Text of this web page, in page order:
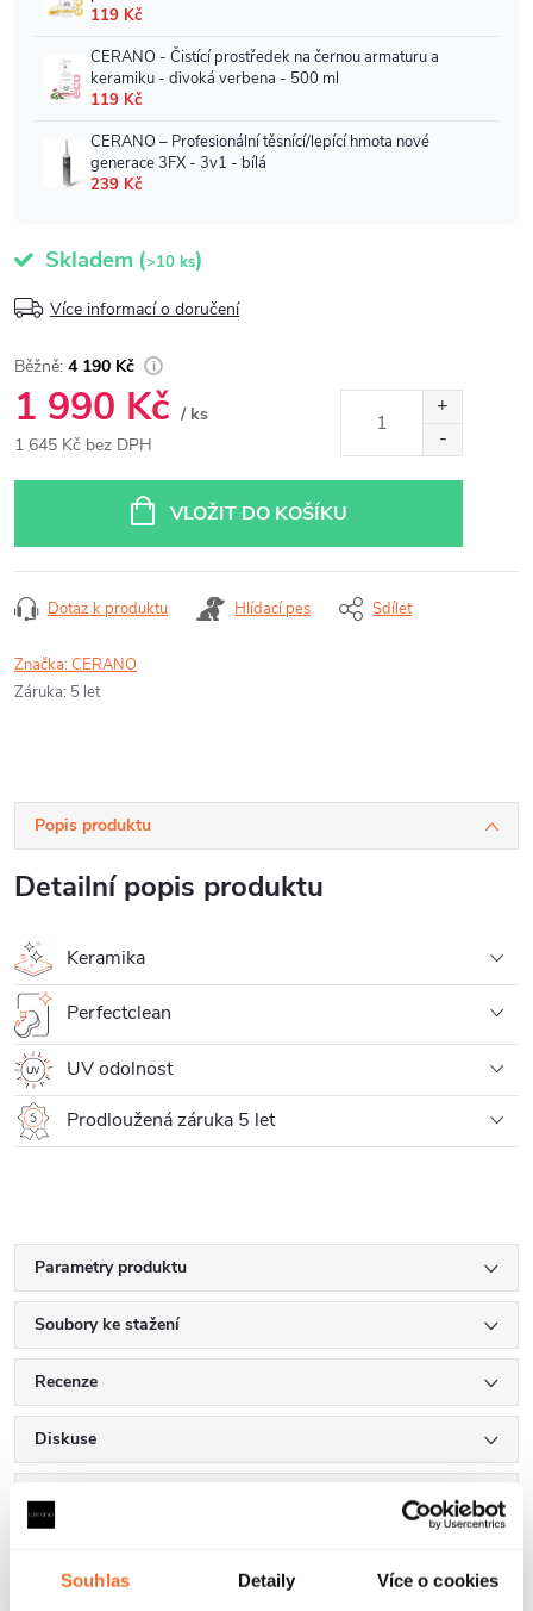
Souhlas Detaily Více o cookies
Skladem (>10 ks)
Více informací o doručení
4 190 Kč
1 990 Kč / ks
1 645 Kč bez DPH
VLOŽIT DO KOŠÍKU
Dotaz k produktu Hlídací pes Sdílet
Značka:CERANO
Záruka: 5 let
Popis produktu
Detailní popis produktu
Keramika
Perfectclean
UV odolnost
Prodloužená záruka 5 let
Parametry produktu
Soubory ke stažení
Recenze
Diskuse
Značka
Další inspirace